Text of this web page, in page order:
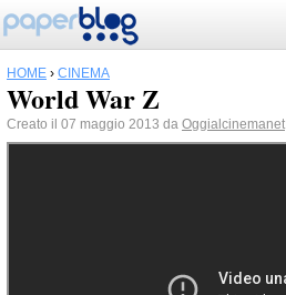
HOME › CINEMA
World War Z
Creato il 07 maggio 2013 da Oggialcinemanet